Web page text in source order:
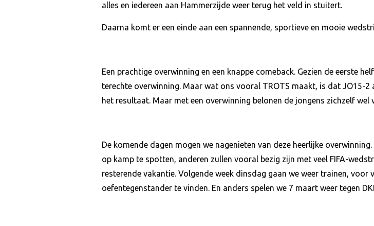
alles en iedereen aan Hammerzijde weer terug het veld in stuitert.
Daarna komt er een einde aan een spannende, sportieve en mooie
Een prachtige overwinning en een knappe comeback. Gezien de eerste
terechte overwinning. Maar wat ons vooral TROTS maakt, is dat JO15-
het resultaat. Maar met een overwinning belonen de jongens zichzelf wel
De komende dagen mogen we nagenieten van deze heerlijke
op kamp te spotten, anderen zullen vooral bezig zijn met veel FIFA-
resterende vakantie. Volgende week dinsdag gaan we weer trainen, voor
oefentegenstander te vinden. En anders spelen we 7 maart weer tegen